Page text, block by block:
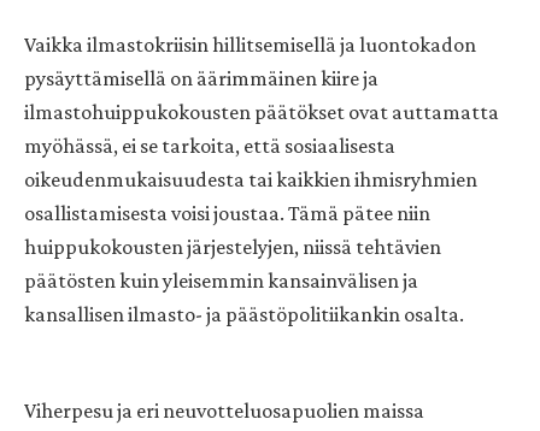
Vaikka ilmastokriisin hillitsemisellä ja luontokadon
pysäyttämisellä on äärimmäinen kiire ja
ilmastohuippukokousten päätökset ovat auttamatta
myöhässä, ei se tarkoita, että sosiaalisesta
oikeudenmukaisuudesta tai kaikkien ihmisryhmien
osallistamisesta voisi joustaa. Tämä pätee niin
huippukokousten järjestelyjen, niissä tehtävien
päätösten kuin yleisemmin kansainvälisen ja
kansallisen ilmasto- ja päästöpolitiikankin osalta.
Viherpesu ja eri neuvotteluosapuolien maissa